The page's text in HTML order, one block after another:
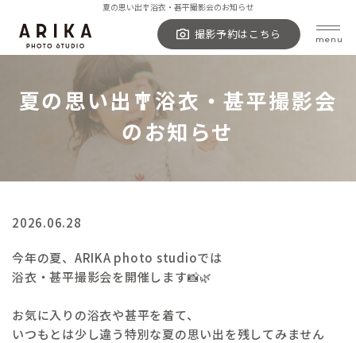
夏の思い出🎐浴衣・甚平撮影会のお知らせ
menu
トップページ
フォトスタジオについて
ご依頼の流れ
衣装
よくある質問
アクセス
撮影予約はこちら
夏の思い出🎐浴衣・甚平撮影会
のお知らせ
2026.06.28
今年の夏、ARIKA photo studioでは
浴衣・甚平撮影会を開催します📸🌿
お気に入りの浴衣や甚平を着て、
いつもとは少し違う特別な夏の思い出を残してみません